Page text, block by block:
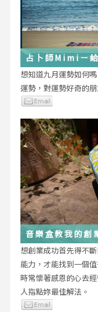
占卜師Mimi－
運勢小叮嚀
想知道九月運勢如何
運勢，對運勢好奇的
音樂盒教我的創
想創業成功首先得不
能力，才能找到一個
時常懷著感恩的心去
人指點妳最佳解法。